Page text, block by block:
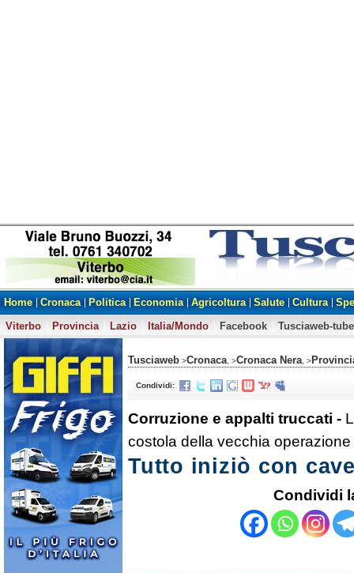
Home Cronaca Politica Economia Agricoltura Salute Cultura
Viterbo
Provincia Lazio Italia/Mondo Facebook Tusciaweb-tube
Tusciaweb >Cronaca , >Cronaca Nera , >
Condividi:
Corruzione e appalti truccati -
costola della vecchia
Tutto iniziò con
Condividi